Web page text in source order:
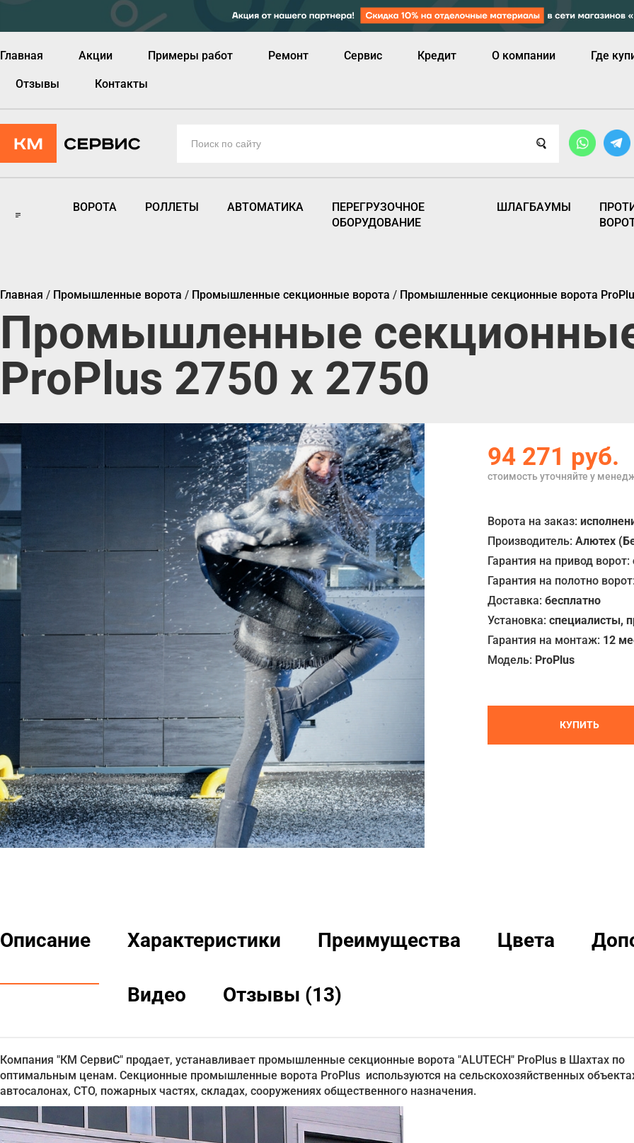
Главная Акции Примеры работ Ремонт Сервис Кредит О компании Где
Отзывы Контакты
ВОРОТА РОЛЛЕТЫ АВТОМАТИКА
ПЕРЕГРУЗОЧНОЕ
ОБОРУДОВАНИЕ
ШЛАГБАУМЫ
Главная / Промышленные ворота / Промышленные секционные ворота / Промышленные секционные ворота
Промышленные
ProPlus 2750 х 2750
94 271 руб.
стоимость уточняйте у
Ворота на заказ:
Производитель:Алютех
Гарантия на привод ворот:
Гарантия на полотно
Доставка:бесплатно
Установка:специалисты,
Гарантия на монтаж: 12
Модель: ProPlus
КУПИТЬ
Описание Характеристики Преимущества Цвета
Видео Отзывы (13)
Компания "КМ СервиС" продает, устанавливает промышленные секционные ворота "ALUTECH" ProPlus в Шахтах по
оптимальным ценам. Секционные промышленные ворота ProPlus используются на сельскохозяйственных
автосалонах, СТО, пожарных частях, складах, сооружениях общественного назначения.